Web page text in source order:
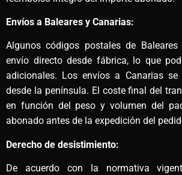
Envíos a Baleares y Canarias:
Algunos códigos postales de Baleares
envío directo desde fábrica, lo que
adicionales. Los envíos a Canarias se
desde la península. El coste final del
en función del peso y volumen del
abonado antes de la expedición del
Derecho de desistimiento:
De acuerdo con la normativa